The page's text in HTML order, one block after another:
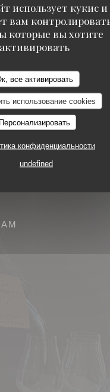
использует кукис и
вам
которые вы хотите
активировать
все активировать
использование cookies
Персонализировать
конфиденциальности
undefined